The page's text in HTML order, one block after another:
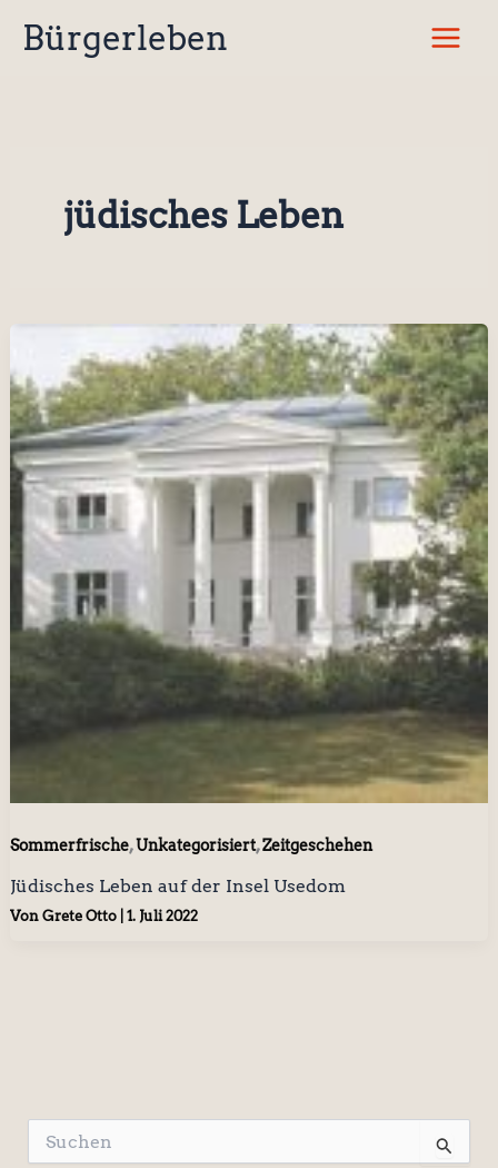
InhaltBürgerleben
jüdisches Leben
Sommerfrische,Unkategorisiert,Zeitgeschehen
Jüdisches Leben auf der Insel Usedom
Von Grete Otto 1. Juli 2022